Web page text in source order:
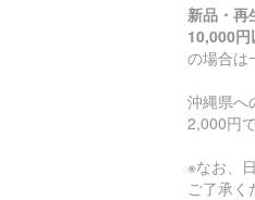
新品・再
10,000
の場合は
沖縄県へ
2,000円で
※なお、
ご了承く